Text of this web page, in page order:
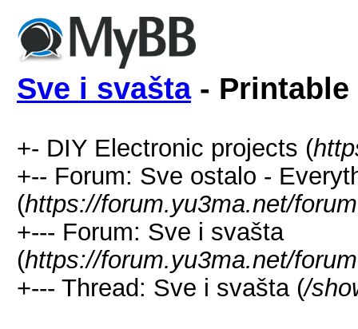
Sve i svašta- Printable
+- DIY Electronic projects (
+-- Forum: Sve ostalo -
(https://forum.yu3ma.net/
+--- Forum: Sve i svašta
(https://forum.yu3ma.net/
+--- Thread: Sve i svašta (/